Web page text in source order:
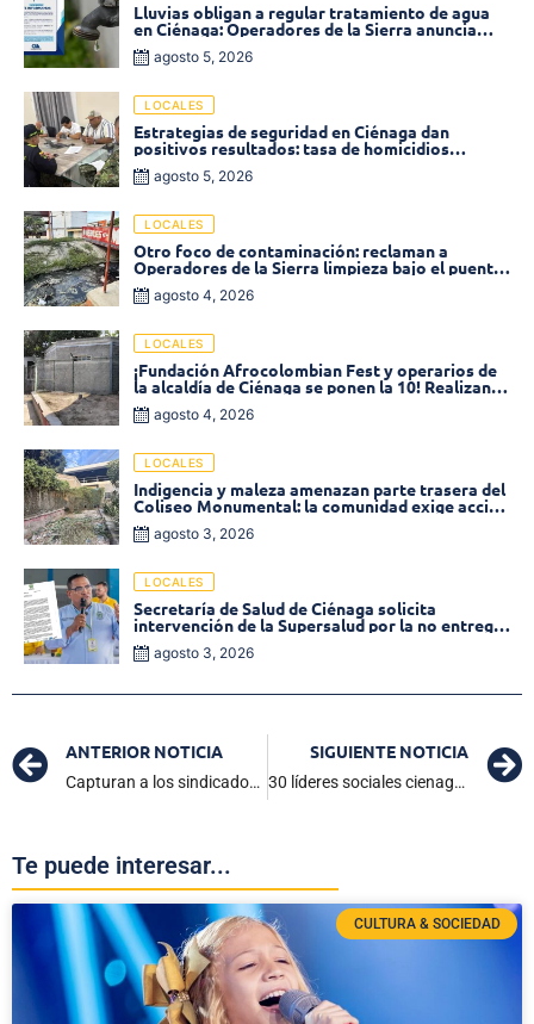
Lluvias obligan a regular tratamiento de agua
en Ciénaga: Operadores de la Sierra anuncia
baja presión en varios sectores
agosto 5, 2026
LOCALES
Estrategias de seguridad en Ciénaga dan
positivos resultados: tasa de homicidios
disminuyó un 58% en 2026
agosto 5, 2026
LOCALES
Otro foco de contaminación: reclaman a
Operadores de la Sierra limpieza bajo el puente
de la calle 19 con carrera 11
agosto 4, 2026
LOCALES
¡Fundación Afrocolombian Fest y operarios de
la alcaldía de Ciénaga se ponen la 10! Realizan
limpieza de la parte posterior del Coliseo
Monumental
agosto 4, 2026
LOCALES
Indigencia y maleza amenazan parte trasera del
Coliseo Monumental: la comunidad exige acción
inmediata!
agosto 3, 2026
LOCALES
Secretaría de Salud de Ciénaga solicita
intervención de la Supersalud por la no entrega
de medicamentos en las EPS
agosto 3, 2026
ANTERIOR NOTICIA
Capturan a los sindicados de la muerte del comerciante Normando Díaz
SIGUIENTE NOTICIA
30 líderes sociales cienagueros se capacitan en Formulación de Proyectos por medio de Infotep
Te puede interesar...
CULTURA & SOCIEDAD